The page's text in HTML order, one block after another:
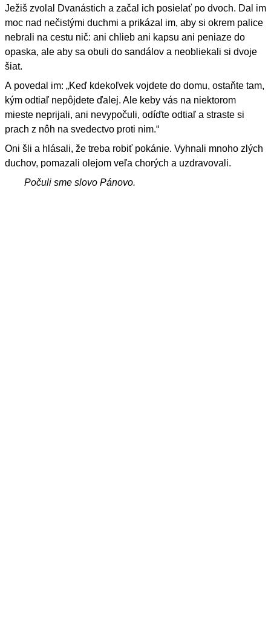
Ježiš zvolal Dvanástich a začal ich posielať po dvoch. Dal im
moc nad nečistými duchmi a prikázal im, aby si okrem palice
nebrali na cestu nič: ani chlieb ani kapsu ani peniaze do
opaska, ale aby sa obuli do sandálov a neobliekali si dvoje
šiat.
A povedal im: „Keď kdekoľvek vojdete do domu, ostaňte tam,
kým odtiaľ nepôjdete ďalej. Ale keby vás na niektorom
mieste neprijali, ani nevypočuli, odíďte odtiaľ a straste si
prach z nôh na svedectvo proti nim.“
Oni šli a hlásali, že treba robiť pokánie. Vyhnali mnoho zlých
duchov, pomazali olejom veľa chorých a uzdravovali.
Počuli sme slovo Pánovo.